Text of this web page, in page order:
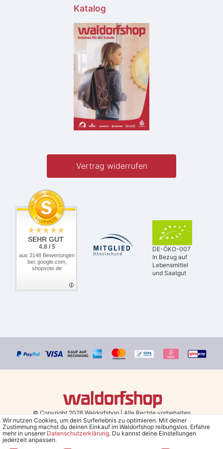
Katalog
Vertrag widerrufen
SEHR GUT
4.8 / 5
aus 3148 Bewertungen
bei: google.com,
shopvote.de
DE-ÖKO-007
In Bezug auf
Lebensmittel
und Saatgut
© Copyright 2026 Waldorfshop|Alle Rechte vorbehalten.
Bestellungen mit Prio Versand bis 13 Uhr, garantierter Versand am
Wir nutzen Cookies, um dein Surferlebnis zu optimieren. Mit deiner
Zustimmung machst du deinen Einkauf im Waldorfshop reibungslos. Erfahre
mehr in unserer Daten­schutz­erklärung. Du kannst deine Einstellungen
jederzeit anpassen.